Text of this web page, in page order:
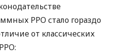
РРО стало гораздо
от классических